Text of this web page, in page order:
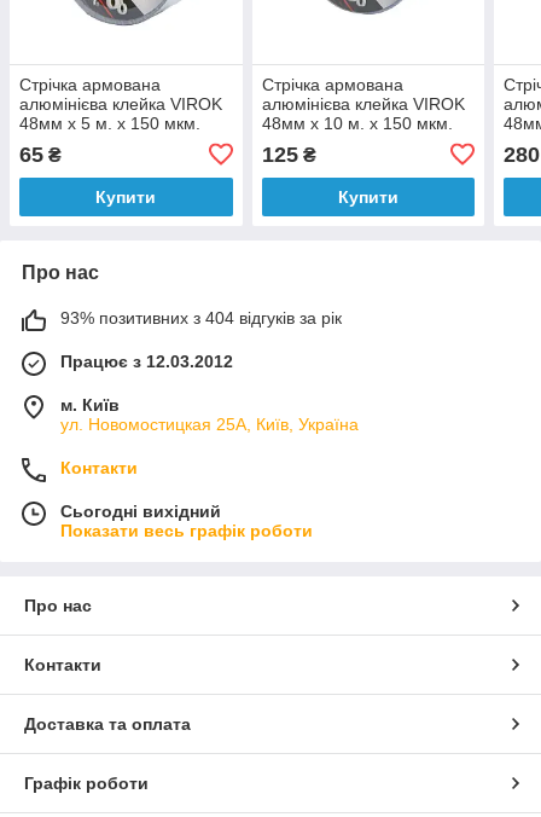
Стрічка армована
алюмінієва клейка VIROK
48мм х 5 м. х 150 мкм.
65 ₴
Купити
Стрічка армована
алюмінієва клейка VIROK
48мм х 10 м. х 150 мкм.
125₴
Купити
280
Про нас
93% позитивних з 404 відгуків за рік
Працює з 12.03.2012
м. Київ
ул. Новомостицкая 25А, Київ, Україна
Контакти
Сьогодні вихідний
Показати весь графік роботи
Про нас
Контакти
Доставка та оплата
Графік роботи